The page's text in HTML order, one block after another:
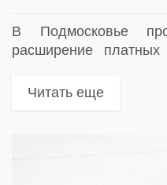
В Подмосковье
расширение
в трёх городах:
Читать еще